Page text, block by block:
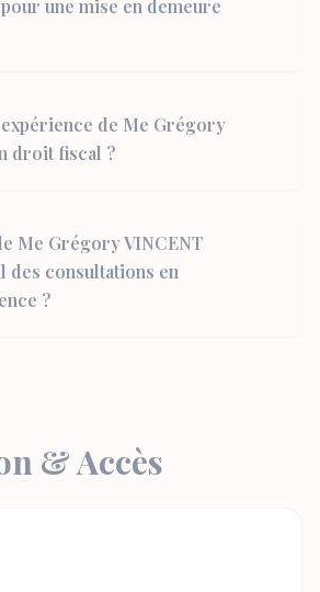
une mise en demeure
de Me Grégory
droit fiscal ?
Me Grégory VINCENT
consultations en
?
& Accès